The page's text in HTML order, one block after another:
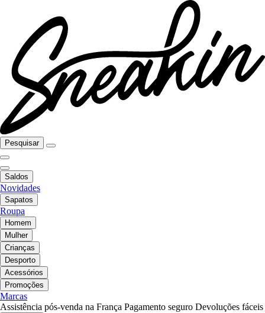
Pesquisar
Saldos
Novidades
Sapatos
Roupa
Homem
Mulher
Crianças
Desporto
Acessórios
Promoções
Marcas
Assistência pós-venda na França Pagamento seguro Devoluções fáceis